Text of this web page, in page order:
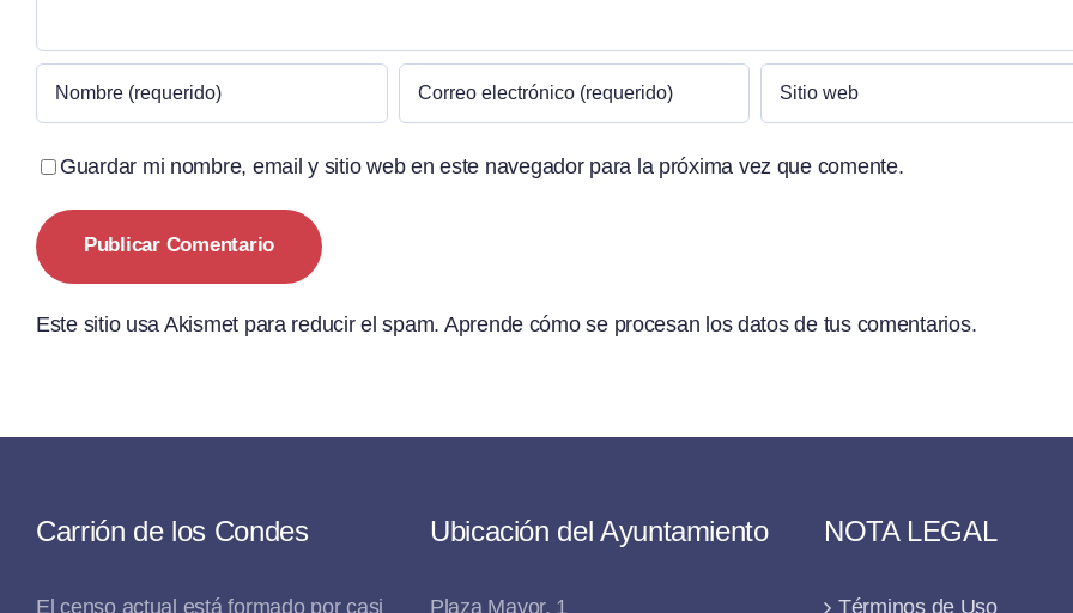
Guardar mi nombre, email y sitio web en este navegador para la próxima vez que comente.
Este sitio usa Akismet para reducir el spam. Aprende cómo se procesan los datos de tus comentarios.
Carrión de los Condes
El censo actual está formado por casi
Ubicación del Ayuntamiento
Plaza Mayor, 1
NOTA LEGAL
Términos de Uso